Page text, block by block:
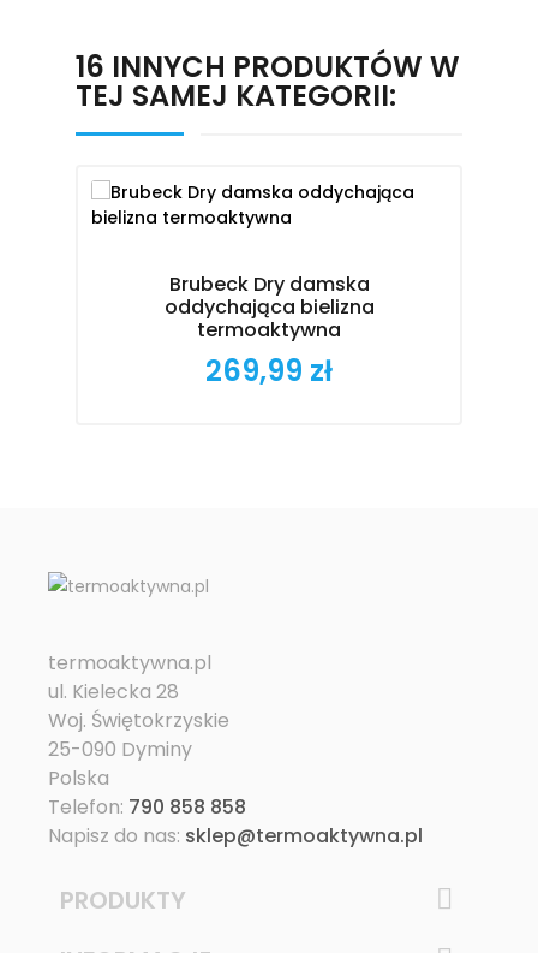
16 INNYCH PRODUKTÓW W
TEJ SAMEJ KATEGORII:
Brubeck Dry damska
oddychająca bielizna
termoaktywna
Cena
269,99 zł
termoaktywna.pl
ul. Kielecka 28
Woj. Świętokrzyskie
25-090 Dyminy
Polska
Telefon: 790 858 858
Napisz do nas: sklep@termoaktywna.pl
PRODUKTY 